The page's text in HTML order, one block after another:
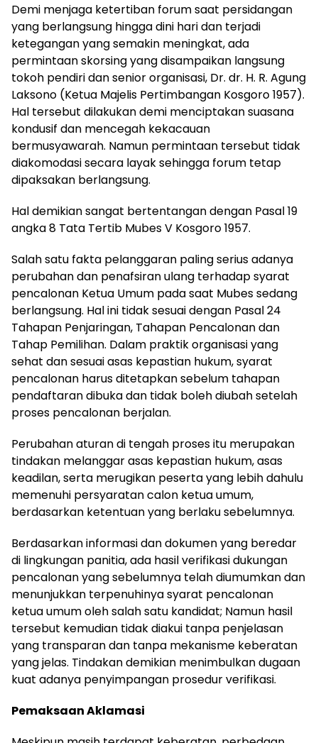
Demi menjaga ketertiban forum saat persidangan
yang berlangsung hingga dini hari dan terjadi
ketegangan yang semakin meningkat, ada
permintaan skorsing yang disampaikan langsung
tokoh pendiri dan senior organisasi, Dr. dr. H. R. Agung
Laksono (Ketua Majelis Pertimbangan Kosgoro 1957).
Hal tersebut dilakukan demi menciptakan suasana
kondusif dan mencegah kekacauan
bermusyawarah. Namun permintaan tersebut tidak
diakomodasi secara layak sehingga forum tetap
dipaksakan berlangsung.
Hal demikian sangat bertentangan dengan Pasal 19
angka 8 Tata Tertib Mubes V Kosgoro 1957.
Salah satu fakta pelanggaran paling serius adanya
perubahan dan penafsiran ulang terhadap syarat
pencalonan Ketua Umum pada saat Mubes sedang
berlangsung. Hal ini tidak sesuai dengan Pasal 24
Tahapan Penjaringan, Tahapan Pencalonan dan
Tahap Pemilihan. Dalam praktik organisasi yang
sehat dan sesuai asas kepastian hukum, syarat
pencalonan harus ditetapkan sebelum tahapan
pendaftaran dibuka dan tidak boleh diubah setelah
proses pencalonan berjalan.
Perubahan aturan di tengah proses itu merupakan
tindakan melanggar asas kepastian hukum, asas
keadilan, serta merugikan peserta yang lebih dahulu
memenuhi persyaratan calon ketua umum,
berdasarkan ketentuan yang berlaku sebelumnya.
Berdasarkan informasi dan dokumen yang beredar
di lingkungan panitia, ada hasil verifikasi dukungan
pencalonan yang sebelumnya telah diumumkan dan
menunjukkan terpenuhinya syarat pencalonan
ketua umum oleh salah satu kandidat; Namun hasil
tersebut kemudian tidak diakui tanpa penjelasan
yang transparan dan tanpa mekanisme keberatan
yang jelas. Tindakan demikian menimbulkan dugaan
kuat adanya penyimpangan prosedur verifikasi.
Pemaksaan Aklamasi